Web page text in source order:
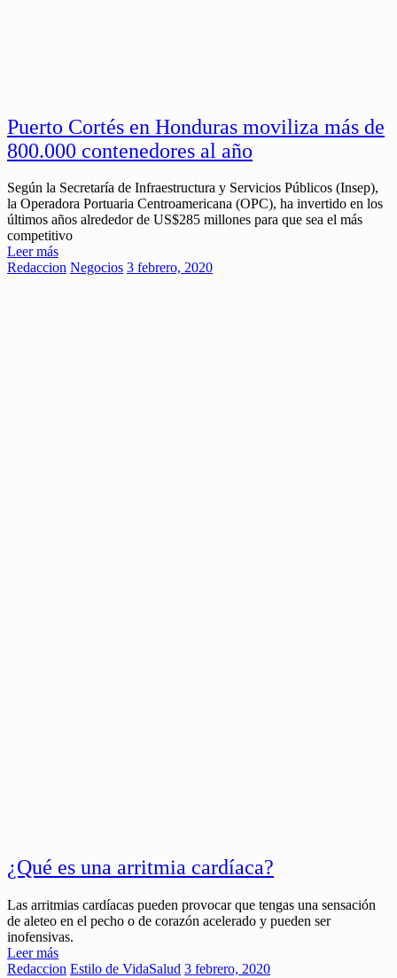
Puerto Cortés en Honduras moviliza más de
800.000 contenedores al año
Según la Secretaría de Infraes­tructura y Servicios Públicos (Insep),
la Operadora Portuaria Centroame­ricana (OPC), ha invertido en los
úl­timos años alrededor de US$285 millones para que sea el más
com­petitivo
Leer más
Redaccion Negocios 3 febrero, 2020
¿Qué es una arritmia cardíaca?
Las arritmias cardíacas pueden provocar que tengas una sensación
de aleteo en el pecho o de corazón acelerado y pueden ser
inofensivas.
Leer más
Redaccion Estilo de VidaSalud 3 febrero, 2020